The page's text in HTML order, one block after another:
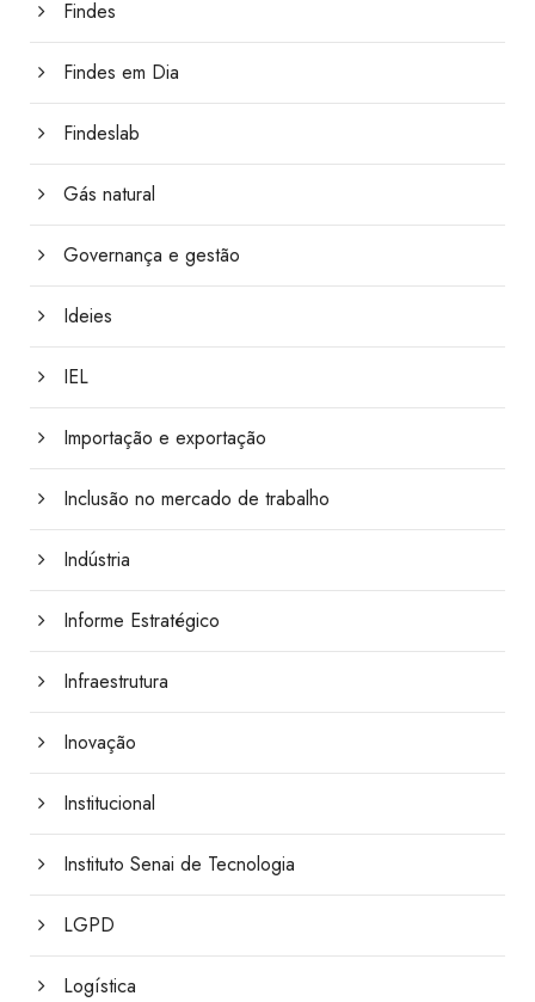
Findes
Findes em Dia
Findeslab
Gás natural
Governança e gestão
Ideies
IEL
Importação e exportação
Inclusão no mercado de trabalho
Indústria
Informe Estratégico
Infraestrutura
Inovação
Institucional
Instituto Senai de Tecnologia
LGPD
Logística